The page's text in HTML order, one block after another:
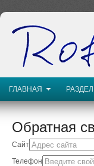
ГЛАВНАЯ
Обратная
Сайт
Телефон